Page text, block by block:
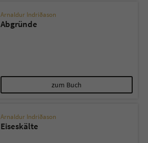
Arnaldur Indriðason
Abgründe
zum Buch
Arnaldur Indriðason
Eiseskälte